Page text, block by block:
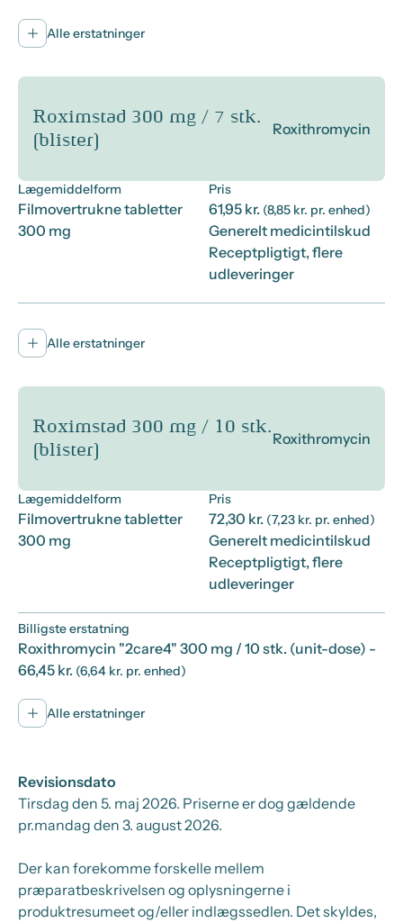
Alle erstatninger
Roximstad 300 mg / 7 stk.
(blister)
Roxithromycin
Lægemiddelform
Filmovertrukne tabletter
300 mg
Pris
61,95 kr. (8,85 kr. pr. enhed)
Generelt medicintilskud
Receptpligtigt, flere
udleveringer
Alle erstatninger
Roximstad 300 mg / 10 stk.
(blister)
Roxithromycin
Lægemiddelform
Filmovertrukne tabletter
300 mg
Pris
72,30 kr. (7,23 kr. pr. enhed)
Generelt medicintilskud
Receptpligtigt, flere
udleveringer
Billigste erstatning
Roxithromycin "2care4" 300 mg / 10 stk. (unit-dose) -
66,45 kr. (6,64 kr. pr. enhed)
Alle erstatninger
Revisionsdato
Tirsdag den 5. maj 2026. Priserne er dog gældende
pr.mandag den 3. august 2026.
Der kan forekomme forskelle mellem
præparatbeskrivelsen og oplysningerne i
produktresumeet og/eller indlægssedlen. Det skyldes,